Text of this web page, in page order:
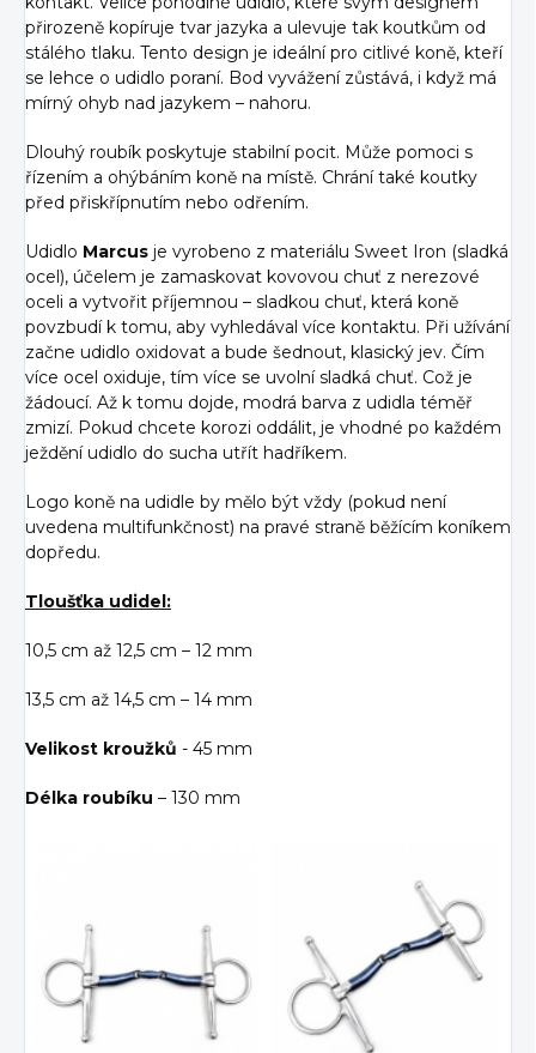
přirozeně kopíruje tvar jazyka a ulevuje tak koutkům od
stálého tlaku. Tento design je ideální pro citlivé koně, kteří
se lehce o udidlo poraní. Bod vyvážení zůstává, i když má
mírný ohyb nad jazykem – nahoru.
Dlouhý roubík poskytuje stabilní pocit. Může pomoci s
řízením a ohýbáním koně na místě. Chrání také koutky
před přiskřípnutím nebo odřením.
Udidlo Marcus je vyrobeno z materiálu Sweet Iron (sladká
ocel), účelem je zamaskovat kovovou chuť z nerezové
oceli a vytvořit příjemnou – sladkou chuť, která koně
povzbudí k tomu, aby vyhledával více kontaktu. Při užívání
začne udidlo oxidovat a bude šednout, klasický jev. Čím
více ocel oxiduje, tím více se uvolní sladká chuť. Což je
žádoucí. Až k tomu dojde, modrá barva z udidla téměř
zmizí. Pokud chcete korozi oddálit, je vhodné po každém
ježdění udidlo do sucha utřít hadříkem.
Logo koně na udidle by mělo být vždy (pokud není
uvedena multifunkčnost) na pravé straně běžícím koníkem
dopředu.
Tloušťka udidel:
10,5 cm až 12,5 cm – 12 mm
13,5 cm až 14,5 cm – 14 mm
Velikost kroužků - 45 mm
Délka roubíku – 130 mm